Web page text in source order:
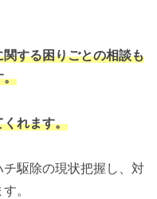
する困りごとの相談も
。
くれます。
駆除の現状把握し、対
。